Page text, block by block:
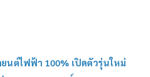
ยนต์ไฟฟ้า 100% เปิดตัวรุ่นใหม่